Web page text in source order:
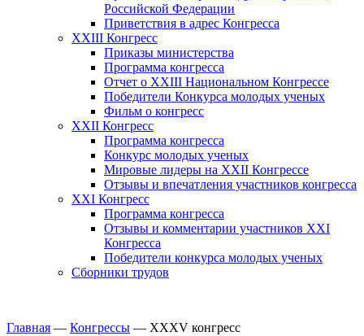
Российской Федерации
Приветствия в адрес Конгресса
XXIII Конгресс
Приказы министерства
Программа конгресса
Отчет о XXIII Национальном Конгрессе
Победители Конкурса молодых ученых
Фильм о конгресс
XXII Конгресс
Программа конгресса
Конкурс молодых ученых
Мировые лидеры на XXII Конгрессе
Отзывы и впечатления участников конгресса
XXI Конгресс
Программа конгресса
Отзывы и комментарии участников XXI
Конгресса
Победители конкурса молодых ученых
Сборники трудов
Главная — Конгрессы — XXXV конгресс